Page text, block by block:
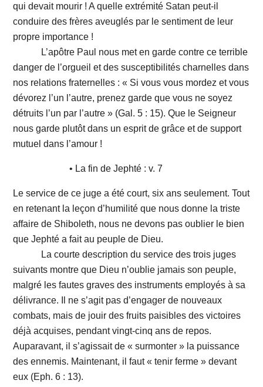
qui devait mourir ! A quelle extrémité Satan peut-il
conduire des frères aveuglés par le sentiment de leur
propre importance !
L’apôtre Paul nous met en garde contre ce terrible
danger de l’orgueil et des susceptibilités charnelles dans
nos relations fraternelles : « Si vous vous mordez et vous
dévorez l’un l’autre, prenez garde que vous ne soyez
détruits l’un par l’autre » (Gal. 5 : 15). Que le Seigneur
nous garde plutôt dans un esprit de grâce et de support
mutuel dans l’amour !
• La fin de Jephté : v. 7
Le service de ce juge a été court, six ans seulement. Tout
en retenant la leçon d’humilité que nous donne la triste
affaire de Shiboleth, nous ne devons pas oublier le bien
que Jephté a fait au peuple de Dieu.
La courte description du service des trois juges
suivants montre que Dieu n’oublie jamais son peuple,
malgré les fautes graves des instruments employés à sa
délivrance. Il ne s’agit pas d’engager de nouveaux
combats, mais de jouir des fruits paisibles des victoires
déjà acquises, pendant vingt-cinq ans de repos.
Auparavant, il s’agissait de « surmonter » la puissance
des ennemis. Maintenant, il faut « tenir ferme » devant
eux (Eph. 6 : 13).